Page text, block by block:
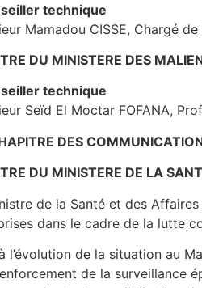
technique
Mamadou CISSE, Chargé de
DU MINISTERE DES
technique
Seïd El Moctar FOFANA,
DES
DU MINISTERE DE LA
de la Santé et des
dans le cadre de la lutte
l’évolution de la situation au
de la surveillance